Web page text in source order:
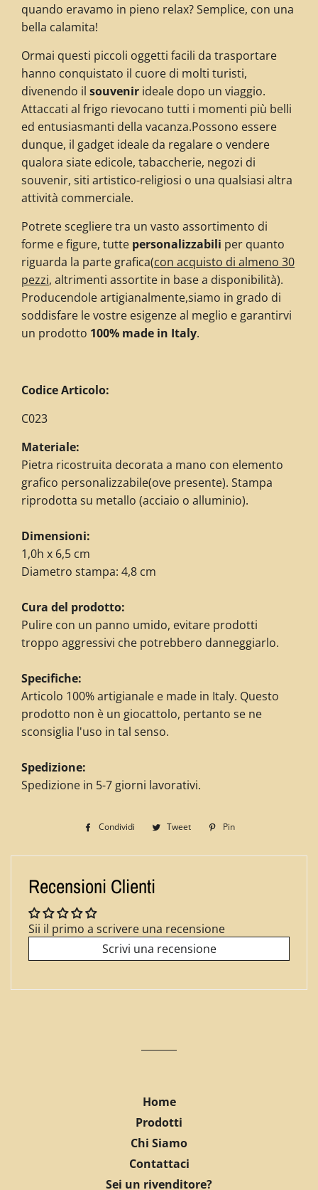
quando eravamo in pieno relax? Semplice, con una
bella calamita!
Ormai questi piccoli oggetti facili da trasportare
hanno conquistato il cuore di molti turisti,
divenendo il souvenir ideale dopo un viaggio.
Attaccati al frigo rievocano tutti i momenti più belli
ed entusiasmanti della vacanza.Possono essere
dunque, il gadget ideale da regalare o vendere
qualora siate edicole, tabaccherie, negozi di
souvenir, siti artistico-religiosi o una qualsiasi altra
attività commerciale.
Potrete scegliere tra un vasto assortimento di
forme e figure, tutte personalizzabili per quanto
riguarda la parte grafica(con acquisto di almeno 30
pezzi, altrimenti assortite in base a disponibilità).
Producendole artigianalmente,siamo in grado di
soddisfare le vostre esigenze al meglio e garantirvi
un prodotto 100% made in Italy.
Codice Articolo:
C023
Materiale:
Pietra ricostruita decorata a mano con elemento
grafico personalizzabile(ove presente). Stampa
riprodotta su metallo (acciaio o alluminio).
Dimensioni:
1,0h x 6,5 cm
Diametro stampa: 4,8 cm
Cura del prodotto:
Pulire con un panno umido, evitare prodotti
troppo aggressivi che potrebbero danneggiarlo.
Specifiche:
Articolo 100% artigianale e made in Italy. Questo
prodotto non è un giocattolo, pertanto se ne
sconsiglia l'uso in tal senso.
Spedizione:
Spedizione in 5-7 giorni lavorativi.
Condividi
Condividi
Facebook
Tweet
Twitta
Twitter
Pin
Pinterest
Recensioni Clienti
Sii il primo a scrivere una recensione
Scrivi una recensione
Home
Prodotti
Chi Siamo
Contattaci
Sei un rivenditore?